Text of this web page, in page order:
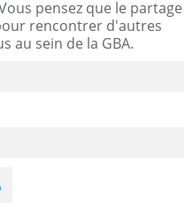
pensez que le partage
rencontrer d'autres
au sein de la GBA.